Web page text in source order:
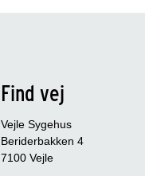
Find vej
Vejle Sygehus
Beriderbakken 4
7100 Vejle